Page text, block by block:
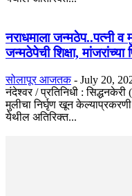
नराधमाला जन्मठेप..पत्नी
जन्मठेपेची शिक्षा, मांजरांच्या
सोलापूर आजतक - July 20,
नंदेश्वर / प्रतिनिधी :
मुलीचा निर्घृण खून
येथील अतिरिक्त...